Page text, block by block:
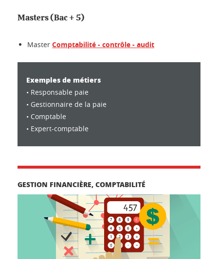
Masters (Bac + 5)
Master Comptabilité - contrôle - audit
Exemples de métiers
• Responsable paie
• Gestionnaire de la paie
• Comptable
• Expert-comptable
GESTION FINANCIÈRE, COMPTABILITÉ